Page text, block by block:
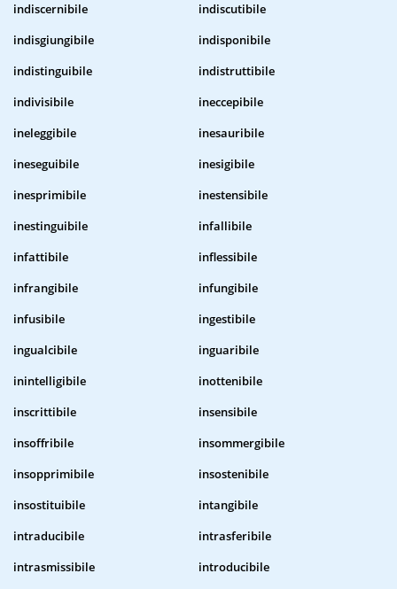
indiscernibile
indiscutibile
indisgiungibile
indisponibile
indistinguibile
indistruttibile
indivisibile
ineccepibile
ineleggibile
inesauribile
ineseguibile
inesigibile
inesprimibile
inestensibile
inestinguibile
infallibile
infattibile
inflessibile
infrangibile
infungibile
infusibile
ingestibile
ingualcibile
inguaribile
inintelligibile
inottenibile
inscrittibile
insensibile
insoffribile
insommergibile
insopprimibile
insostenibile
insostituibile
intangibile
intraducibile
intrasferibile
intrasmissibile
introducibile